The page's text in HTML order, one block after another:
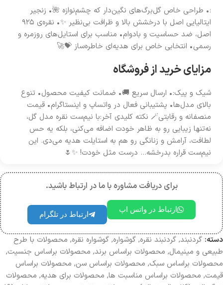
:• طراحی خاص گل‌برگ‌های نگین‌دار که چشم‌نوازه 🌺• زنجیر
ایتالیایی اصل با درخشش بالا و ظرافت بی‌نظیر ✨• نقره‌ی ۹۲۵
اصل، ضد حساسیت و بادوام• مناسب برای استایل‌های روزمره و
رسمی• انتخابی خاص برای هدیه‌ای خاطره‌ساز 💝🚀
مزایای خرید از فروشگاه
شیک و پیک:• ارسال سریع 🚚• ضمانت کیفیت محصول• تنوع
بالای مدل‌ها• پشتیبانی فعال در واتساپ و اینستاگرام• قیمت
منصفانه و رقابتی🪄 نکته کلیدی آخر:با نیم‌ست نقره مدل گل،
نه‌تنها زیبایی رو به ظاهر خودت اضافه می‌کنی، بلکه یه حس
لطافت، آرامش و زنانگی رو هم به استایلت هدیه می‌دی. این
نیم‌ست قراره بدرخشه… درست مثل خودت! ✨🌷
برای دریافت مشاوره با ما در ارتباط باشید.
ارتباط در واتس اپ
ارتباط در تلگرام
دسته: گردنبند, گردنبند نقره, گوشواره‌, گوشواره نقره, محصولات با طرح
طبیعی و مینیمال, محصولات براساس برند, محصولات براساس جنسیت,
محصولات بر‌اساس سبک, محصولات براساس سن, محصولات براساس
قیمت, محصولات براساس مناسبت ها, محصولات برای هدیه, محصولات